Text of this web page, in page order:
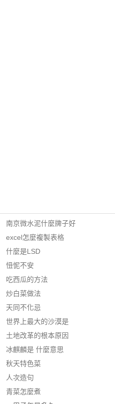
南京微水泥什麼牌子好
excel怎麼複製表格
什麼是LSD
忸怩不安
吃西瓜的方法
炒白菜做法
天同不化忌
世界上最大的沙漠是
土地改革的根本原因
冰麒麟是 什麼意思
秋天特色菜
人次造句
青菜怎麼煮